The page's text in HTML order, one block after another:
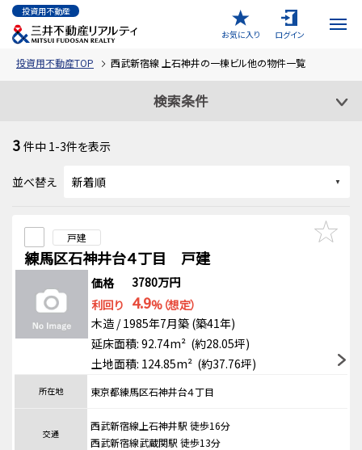
投資用不動産
お気に入り
ログイン
投資用不動産TOP 西武新宿線 上石神井の一棟ビル他の物件一覧
検索条件
3 件中 1-3件を表示
並べ替え
戸建
練馬区石神井台４丁目 戸建
価格
3780万円
利回り 4.9%（想定）
木造 / 1985年7月築 (築41年)
延床面積: 92.74m² (約28.05坪)
土地面積: 124.85m² (約37.76坪)
所在地 東京都練馬区石神井台４丁目
交通
西武新宿線上石神井駅 徒歩16分
西武新宿線武蔵関駅 徒歩13分